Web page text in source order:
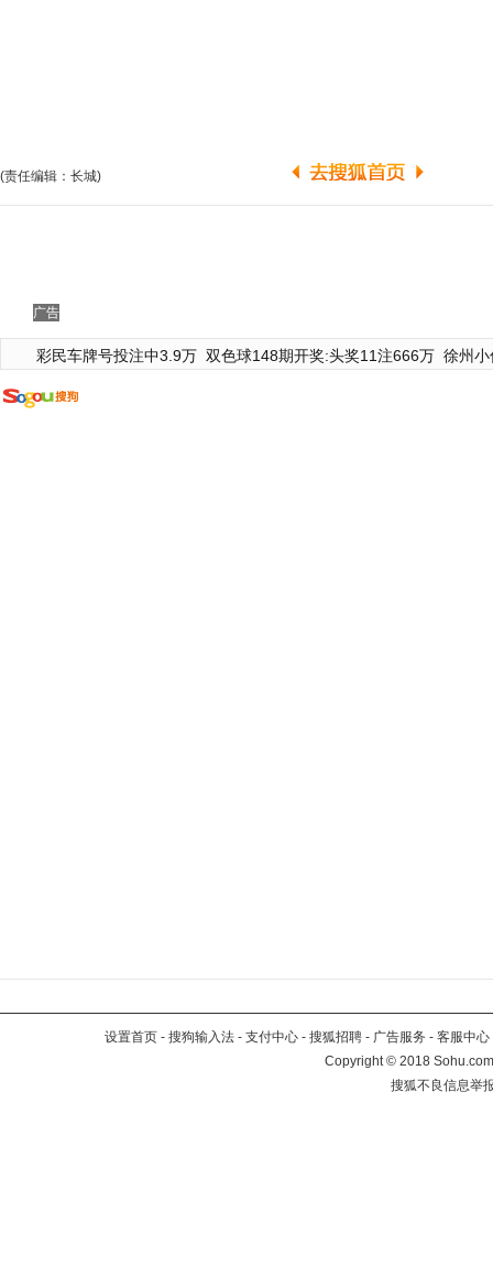
(责任编辑：长城)
广告
彩民车牌号投注中3.9万 双色球148期开奖:头奖11注666万 徐州
设置首页 - 搜狗输入法 - 支付中心 - 搜狐招聘 - 广告服务 - 客服中心
Copyright©2018
搜狐不良信息举